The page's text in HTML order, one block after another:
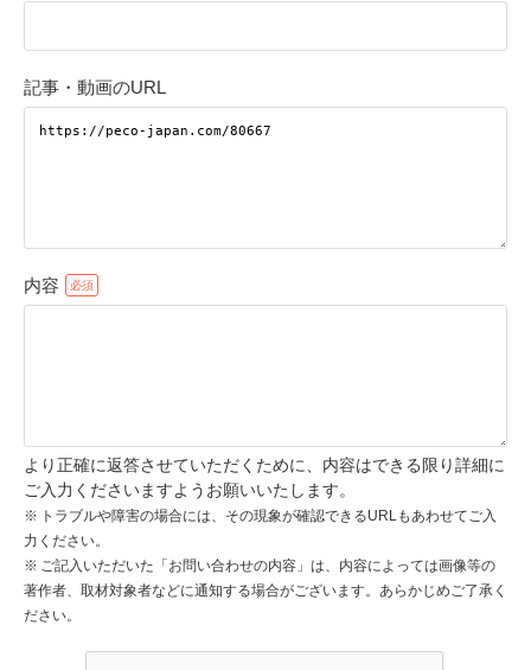
記事・動画のURL
内容
より正確に返答させていただくために、内容はできる限り詳細に
ご入力くださいますようお願いいたします。
トラブルや障害の場合には、その現象が確認できるURLもあわせてご入
力ください。
ご記入いただいた「お問い合わせの内容」は、内容によっては画像等の
著作者、取材対象者などに通知する場合がございます。あらかじめご了承く
ださい。